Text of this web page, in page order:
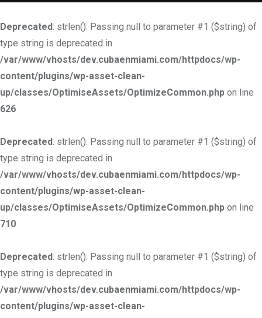
Deprecated: strlen(): Passing null to parameter #1 ($string) of
type string is deprecated in
/var/www/vhosts/dev.cubaenmiami.com/httpdocs/wp-
content/plugins/wp-asset-clean-
up/classes/OptimiseAssets/OptimizeCommon.php on line
626
Deprecated: strlen(): Passing null to parameter #1 ($string) of
type string is deprecated in
/var/www/vhosts/dev.cubaenmiami.com/httpdocs/wp-
content/plugins/wp-asset-clean-
up/classes/OptimiseAssets/OptimizeCommon.php on line
710
Deprecated: strlen(): Passing null to parameter #1 ($string) of
type string is deprecated in
/var/www/vhosts/dev.cubaenmiami.com/httpdocs/wp-
content/plugins/wp-asset-clean-